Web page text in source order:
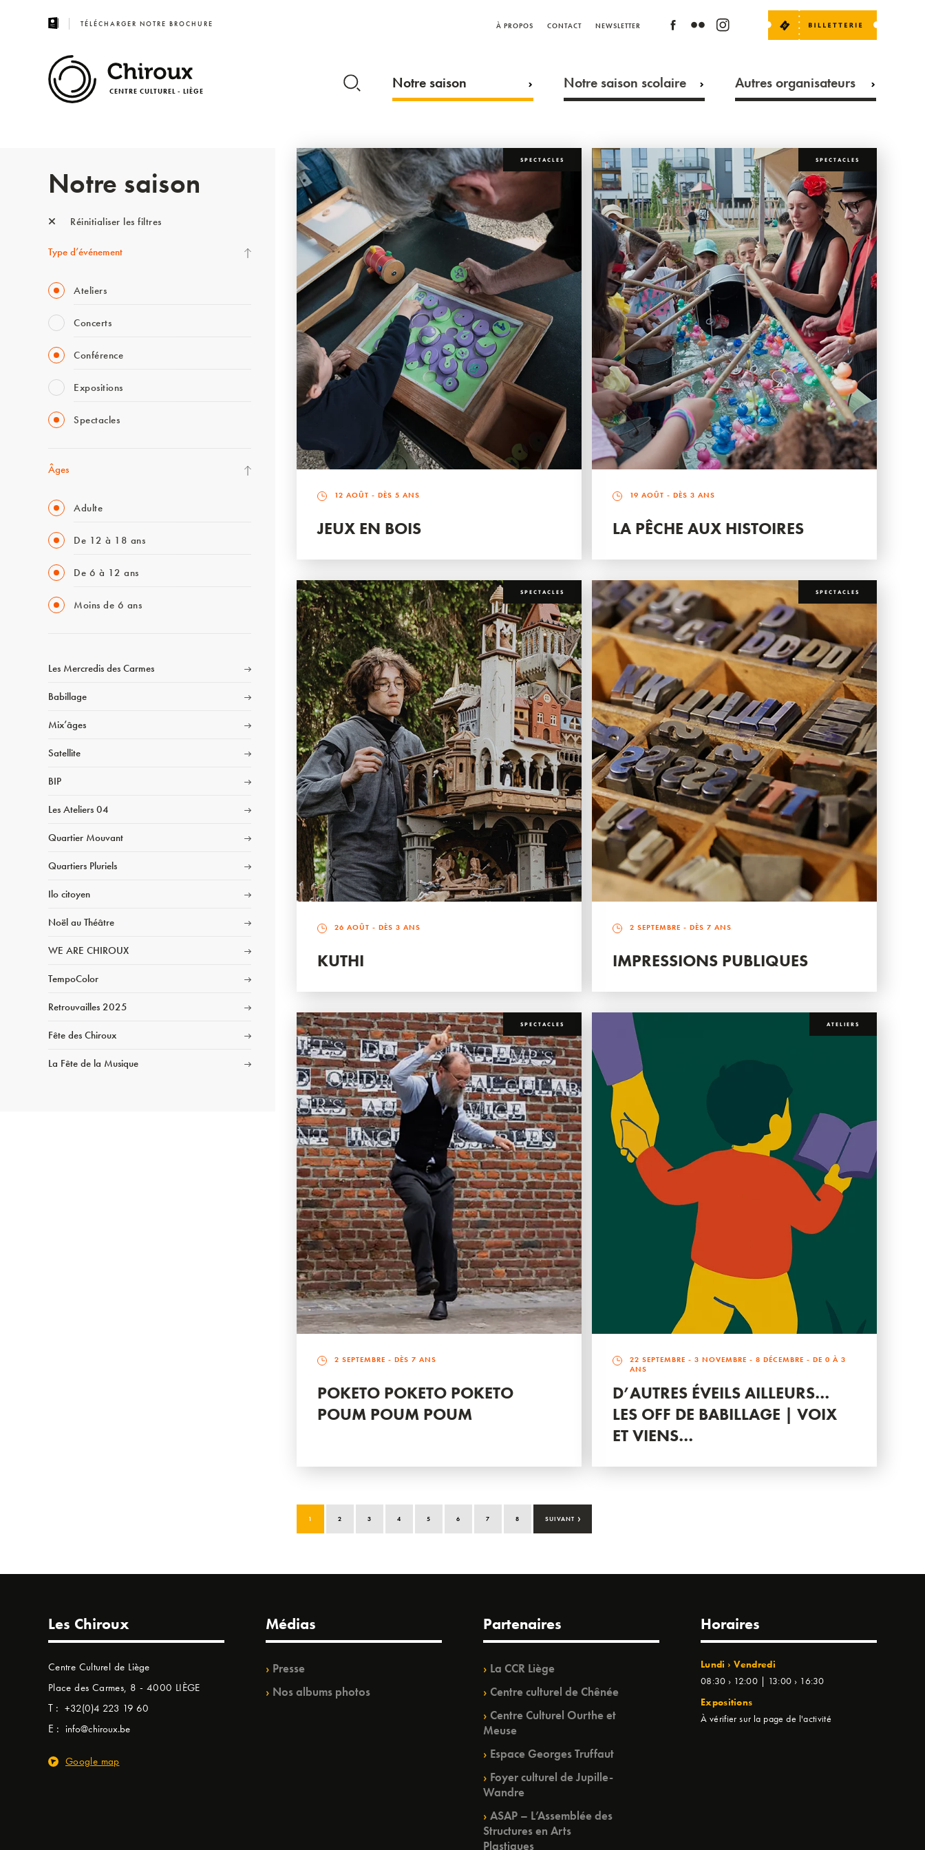
TÉLÉCHARGER NOTRE BROCHURE À PROPOS CONTACT NEWSLETTER
CENTRE CULTUREL - LIÈGE Notre saison Notre saison scolaire Autres organisateurs
Notre saison
Réinitialiser les filtres
Type d’événement
Ateliers
Concerts
Conférence
Expositions
Spectacles
Âges
Adulte
De 12 à 18 ans
De 6 à 12 ans
Moins de 6 ans
Les Mercredis des Carmes
Babillage
Mix’âges
Satellite
BIP
Les Ateliers 04
Quartier Mouvant
Quartiers Pluriels
Ilo citoyen
Noël au Théâtre
WE ARE CHIROUX
TempoColor
Retrouvailles 2025
Fête des Chiroux
La Fête de la Musique
SPECTACLES
12 AOÛT - DÈS 5 ANS
JEUX EN BOIS
SPECTACLES
19 AOÛT - DÈS 3 ANS
LA PÊCHE AUX HISTOIRES
SPECTACLES
26 AOÛT - DÈS 3 ANS
KUTHI
SPECTACLES
2 SEPTEMBRE - DÈS 7 ANS
IMPRESSIONS PUBLIQUES
SPECTACLES
2 SEPTEMBRE - DÈS 7 ANS
POKETO POKETO POKETO
POUM POUM POUM
ATELIERS
22 SEPTEMBRE -3 NOVEMBRE -8 DÉCEMBRE - DE 0 À 3
ANS
D’AUTRES ÉVEILS AILLEURS…
LES OFF DE BABILLAGE | VOIX
ET VIENS…
1 2 3 4 5 6 7 8 SUIVANT ›
Les Chiroux
Centre Culturel de Liège
Place des Carmes, 8 - 4000 LIÈGE
T : +32(0)4 223 19 60
E : info@chiroux.be
Google map
Médias
Presse
Nos albums photos
Partenaires
La CCR Liège
Centre culturel de Chênée
Centre Culturel Ourthe et
Meuse
Espace Georges Truffaut
Foyer culturel de Jupille-
Wandre
ASAP – L’Assemblée des
Structures en Arts
Plastiques
Horaires
Lundi › Vendredi
08:30 › 12:00 | 13:00 › 16:30
Expositions
À vérifier sur la page de l'activité